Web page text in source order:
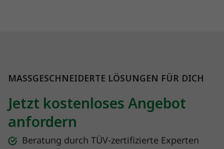
MASSGESCHNEIDERTE LÖSUNGEN FÜR DICH
Jetzt kostenloses Angebot
anfordern
Beratung durch TÜV-zertifizierte Experten